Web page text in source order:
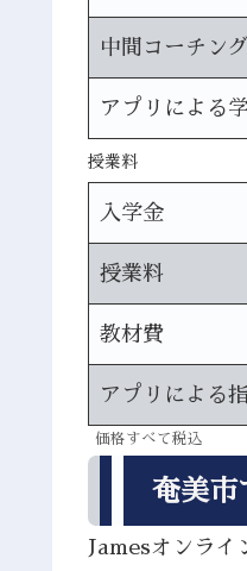
中間コーチング
アプリによる
授業料
入学金
授業料
教材費
アプリによる
価格すべて税込
奄美市
Jamesオンライ